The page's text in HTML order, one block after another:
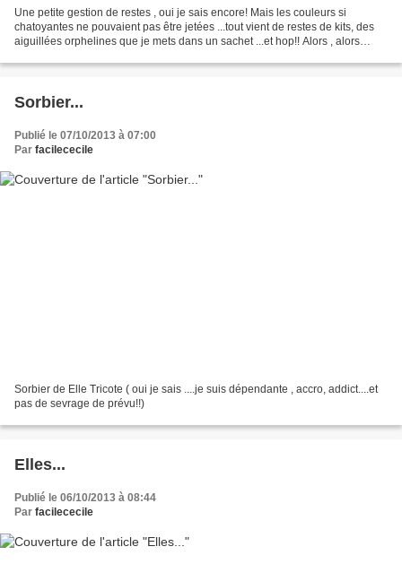
Une petite gestion de restes , oui je sais encore! Mais les couleurs si
chatoyantes ne pouvaient pas être jetées ...tout vient de restes de kits, des
aiguillées orphelines que je mets dans un sachet ...et hop!! Alors , alors
Sorbier...
Publié le 07/10/2013 à 07:00
Par facilececile
Sorbier de Elle Tricote ( oui je sais ....je suis dépendante , accro, addict....et
pas de sevrage de prévu!!)
Elles...
Publié le 06/10/2013 à 08:44
Par facilececile